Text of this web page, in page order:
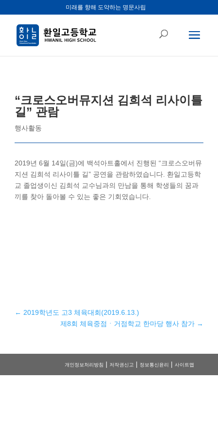
미래를 향해 도약하는 명문사립
“크로스오버뮤지션 김희석 리사이틀
길” 관람
행사활동
2019년 6월 14일(금)에 백석아트홀에서 진행된 “크로스오버뮤
지션 김희석 리사이틀 길” 공연을 관람하였습니다. 환일고등학
교 졸업생이신 김희석 교수님과의 만남을 통해 학생들의 꿈과
끼를 찾아 돌아볼 수 있는 좋은 기회였습니다.
← 2019학년도 고3 체육대회(2019.6.13.)
제8회 체육중점ㆍ거점학교 한마당 행사 참가 →
개인정보처리방침 | 저작권신고 | 정보통신윤리 | 사이트맵